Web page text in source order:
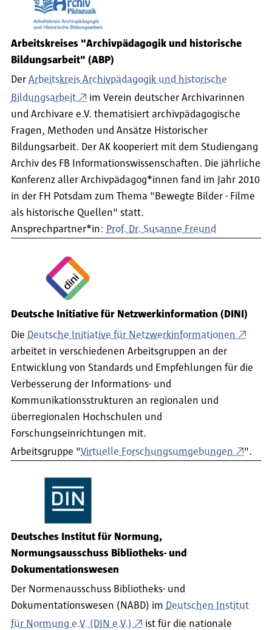
Arbeitskreises "Archivpädagogik und historische
Bildungsarbeit" (ABP)
Der Arbeitskreis Archivpädagogik und historische
Bildungsarbeit
im Verein deutscher Archivarinnen
und Archivare e.V. thematisiert archivpädagogische
Fragen, Methoden und Ansätze Historischer
Bildungsarbeit. Der AK kooperiert mit dem Studiengang
Archiv des FB Informationswissenschaften. Die jährliche
Konferenz aller Archivpädagog*innen fand im Jahr 2010
in der FH Potsdam zum Thema "Bewegte Bilder - Filme
als historische Quellen" statt.
Ansprechpartner*in: Prof. Dr. Susanne Freund
Deutsche Initiative für Netzwerkinformation (DINI)
Die Deutsche Initiative für Netzwerkinformationen
arbeitet in verschiedenen Arbeitsgruppen an der
Entwicklung von Standards und Empfehlungen für die
Verbesserung der Informations- und
Kommunikationsstrukturen an regionalen und
überregionalen Hochschulen und
Forschungseinrichtungen mit.
Arbeitsgruppe "Virtuelle Forschungsumgebungen ".
Deutsches Institut für Normung,
Normungsausschuss Bibliotheks- und
Dokumentationswesen
Der Normenausschuss Bibliotheks- und
Dokumentationswesen (NABD) im Deutschen Institut
für Normung e.V. (DIN e.V.)
ist für die nationale